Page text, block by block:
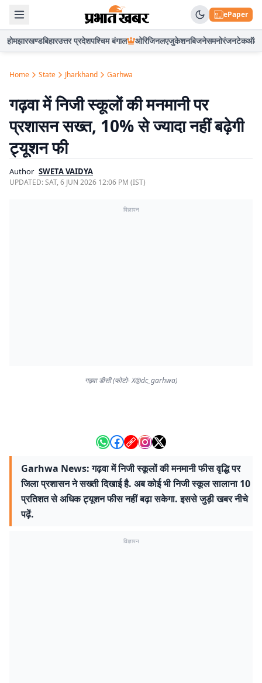
ePaper
होमझारखण्डबिहारउत्तर प्रदेशपश्चिम बंगाल ओरिजिनलएजुकेशनबिजनेसमनोरंजनटेकऑटो
Home State Jharkhand Garhwa
गढ़वा में निजी स्कूलों की मनमानी पर
प्रशासन सख्त, 10% से ज्यादा नहीं बढ़ेगी
ट्यूशन फी
Author SWETA VAIDYA
UPDATED:SAT, 6 JUN 2026 12:06 PM (IST)
विज्ञापन
गढ़वा डीसी (फोटो- X@dc_garhwa)
Garhwa News: गढ़वा में निजी स्कूलों की मनमानी फीस वृद्धि पर
जिला प्रशासन ने सख्ती दिखाई है. अब कोई भी निजी स्कूल सालाना 10
प्रतिशत से अधिक ट्यूशन फीस नहीं बढ़ा सकेगा. इससे जुड़ी खबर नीचे
पढ़ें.
विज्ञापन